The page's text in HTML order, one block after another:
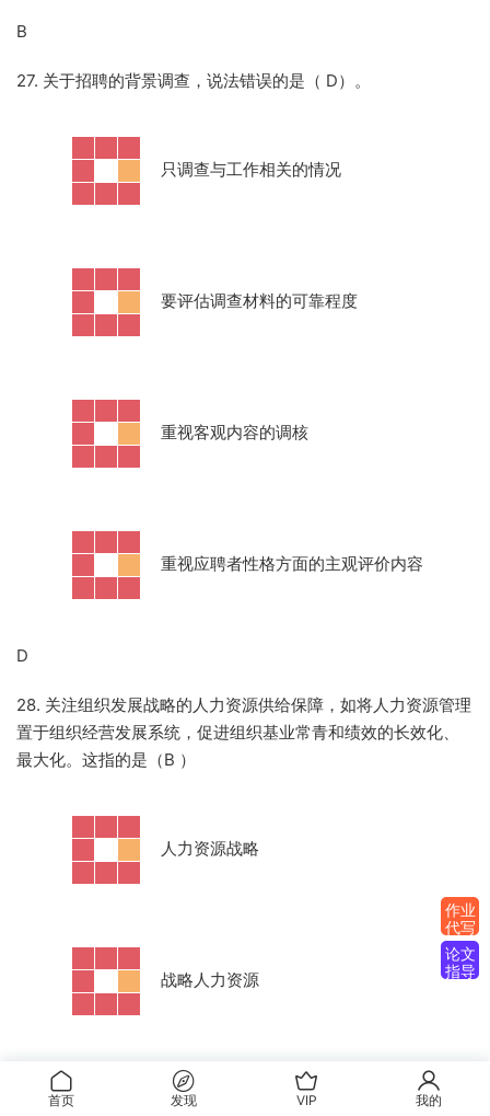
B
27. 关于招聘的背景调查，说法错误的是（ D）。
只调查与工作相关的情况
要评估调查材料的可靠程度
重视客观内容的调核
重视应聘者性格方面的主观评价内容
D
28. 关注组织发展战略的人力资源供给保障，如将人力资源管理
置于组织经营发展系统，促进组织基业常青和绩效的长效化、
最大化。这指的是（B ）
人力资源战略
战略人力资源
· 组织战略
作业
代写
论文
指导
首页 发现 VIP 我的